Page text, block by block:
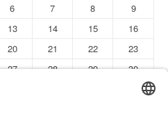
6 7 8
9
13 14 15
16
20 21 22
23
27 28 29
30